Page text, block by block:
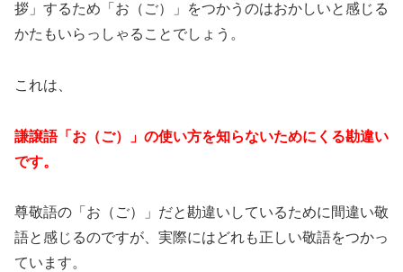
拶」するため「お（ご）」をつかうのはおかしいと感じる
かたもいらっしゃることでしょう。
これは、
謙譲語「お（ご）」の使い方を知らないためにくる勘違い
です。
尊敬語の「お（ご）」だと勘違いしているために間違い敬
語と感じるのですが、実際にはどれも正しい敬語をつかっ
ています。